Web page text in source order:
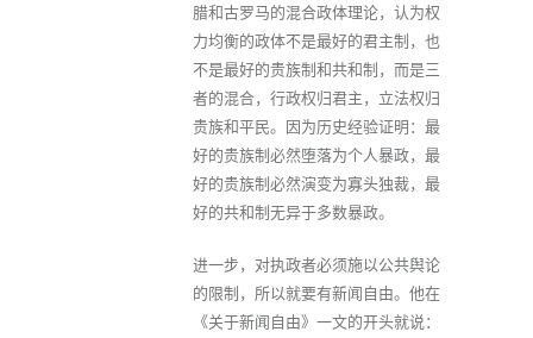
腊和古罗马的混合政体理论，认为权
力均衡的政体不是最好的君主制，也
不是最好的贵族制和共和制，而是三
者的混合，行政权归君主，立法权归
贵族和平民。因为历史经验证明：最
好的贵族制必然堕落为个人暴政，最
好的贵族制必然演变为寡头独裁，最
好的共和制无异于多数暴政。
进一步，对执政者必须施以公共舆论
的限制，所以就要有新闻自由。他在
《关于新闻自由》一文的开头就说：